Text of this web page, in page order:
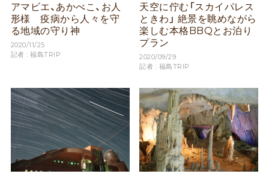
アマビエ、あかべこ、お人
形様 疫病から人々を守
る地域の守り神
2020/11/25
記者 : 福島TRIP
天空に佇む「スカイパレス
ときわ」 絶景を眺めながら
楽しむ本格BBQとお泊り
プラン
2020/09/29
記者 : 福島TRIP